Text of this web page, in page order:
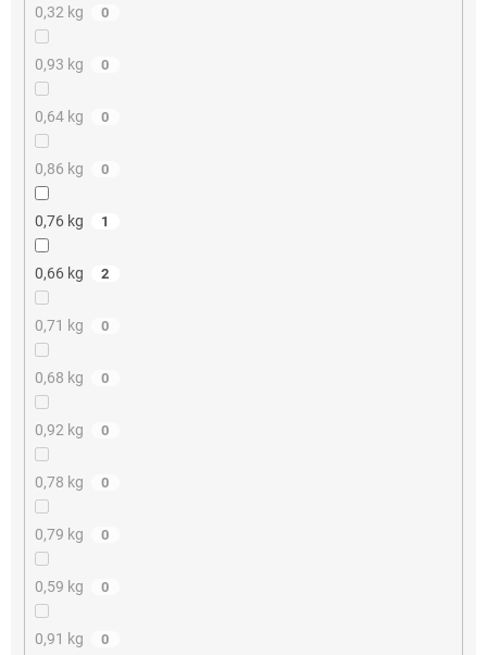
0,32 kg 0
0,93 kg 0
0,64 kg 0
0,86 kg 0
0,76 kg 1
0,66 kg 2
0,71 kg 0
0,68 kg 0
0,92 kg 0
0,78 kg 0
0,79 kg 0
0,59 kg 0
0,91 kg 0